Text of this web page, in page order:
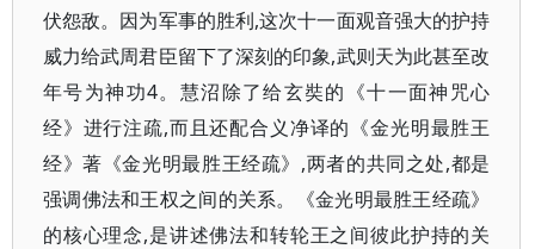
伏怨敌。因为军事的胜利,这次十一面观音强大的护持
威力给武周君臣留下了深刻的印象,武则天为此甚至改
年号为神功4。慧沼除了给玄奘的《十一面神咒心
经》进行注疏,而且还配合义净译的《金光明最胜王
经》著《金光明最胜王经疏》,两者的共同之处,都是
强调佛法和王权之间的关系。《金光明最胜王经疏》
的核心理念,是讲述佛法和转轮王之间彼此护持的关